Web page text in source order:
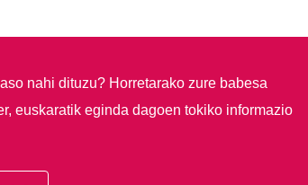
nahi dituzu? Horretarako zure babesa
euskaratik eginda dagoen tokiko informazio